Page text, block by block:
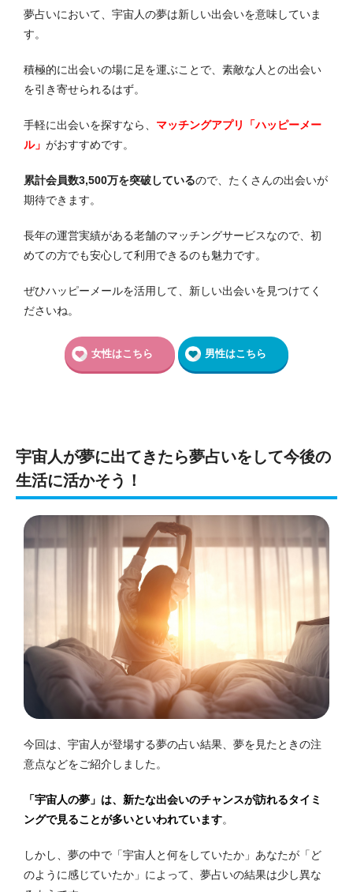
夢占いにおいて、宇宙人の夢は新しい出会いを意味していま
す。
積極的に出会いの場に足を運ぶことで、素敵な人との出会い
を引き寄せられるはず。
手軽に出会いを探すなら、 マッチングアプリ「ハッピーメー
ル」 がおすすめです。
累計会員数3,500万を突破しているので、たくさんの出会いが
期待できます。
長年の運営実績がある老舗のマッチングサービスなので、初
めての方でも安心して利用できるのも魅力です。
ぜひハッピーメールを活用して、新しい出会いを見つけてく
ださいね。
女性はこちら 男性はこちら
宇宙人が夢に出てきたら夢占いをして今後の
生活に活かそう！
今回は、宇宙人が登場する夢の占い結果、夢を見たときの注
意点などをご紹介しました。
「宇宙人の夢」は、新たな出会いのチャンスが訪れるタイミ
ングで見ることが多いといわれています。
しかし、夢の中で「宇宙人と何をしていたか」あなたが「ど
のように感じていたか」によって、夢占いの結果は少し異な